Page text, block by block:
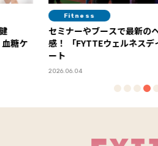
糖ケ
Fitness
セミナーやブースで最新の
感！ 「FYTTEウェルネスデイ」イベントレポ
ート
2026.06.04